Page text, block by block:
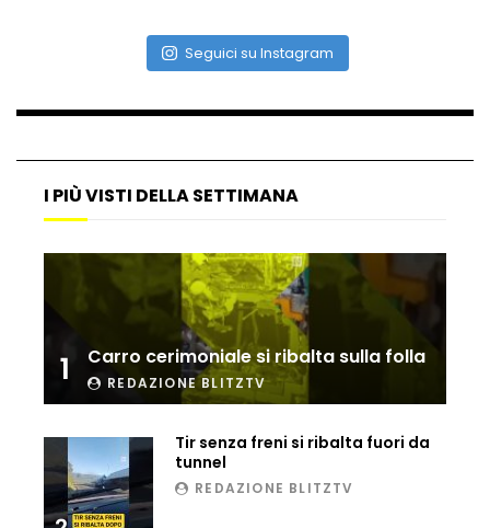
Vulcano di ghiaccio a New York #neve
#snow
Ammiocuggino con la ruspa… finisce
male
Atterraggio di emergenza tra le auto:
attimi di paura
Incidente aereo a Mogadiscio, aereo
perde il controllo
Ucraina, ecco come gli F16 intercettano
i droni russi
Seguici su Instagram
I PIÙ VISTI DELLA SETTIMANA
1 Carro cerimoniale si ribalta sulla folla
REDAZIONE BLITZTV
Tir senza freni si ribalta fuori da
tunnel
REDAZIONE BLITZTV